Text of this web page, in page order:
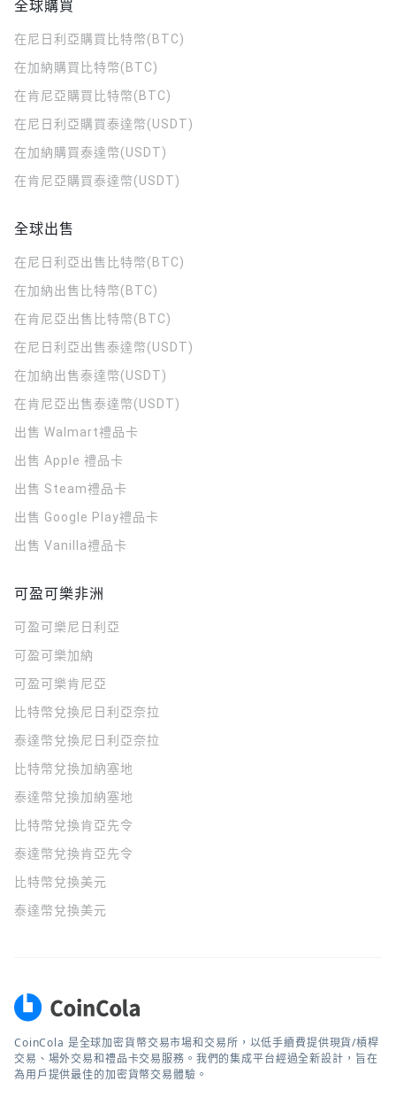
全球購買
在尼日利亞購買比特幣(BTC)
在加納購買比特幣(BTC)
在肯尼亞購買比特幣(BTC)
在尼日利亞購買泰達幣(USDT)
在加納購買泰達幣(USDT)
在肯尼亞購買泰達幣(USDT)
全球出售
在尼日利亞出售比特幣(BTC)
在加納出售比特幣(BTC)
在肯尼亞出售比特幣(BTC)
在尼日利亞出售泰達幣(USDT)
在加納出售泰達幣(USDT)
在肯尼亞出售泰達幣(USDT)
出售 Walmart禮品卡
出售 Apple 禮品卡
出售 Steam禮品卡
出售 Google Play禮品卡
出售 Vanilla禮品卡
可盈可樂非洲
可盈可樂 尼日利亞
可盈可樂加納
可盈可樂肯尼亞
比特幣兌換尼日利亞奈拉
泰達幣兌換尼日利亞奈拉
比特幣兌換加納塞地
泰達幣兌換加納塞地
比特幣兌換肯亞先令
泰達幣兌換肯亞先令
比特幣兌換美元
泰達幣兌換美元
CoinCola 是全球加密貨幣交易市場和交易所，以低手續費提供現貨/槓桿
交易、場外交易和禮品卡交易服務。我們的集成平台經過全新設計，旨在
為用戶提供最佳的加密貨幣交易體驗。